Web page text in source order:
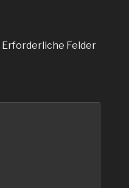
Erforderliche Felder